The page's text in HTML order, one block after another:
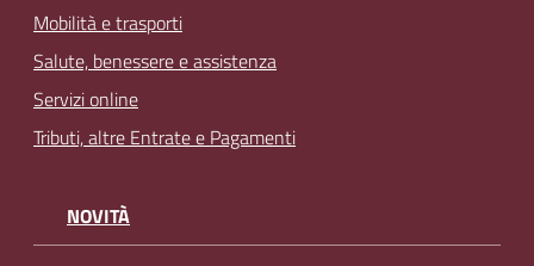
Mobilità e trasporti
Salute, benessere e assistenza
Servizi online
Tributi, altre Entrate e Pagamenti
NOVITÀ